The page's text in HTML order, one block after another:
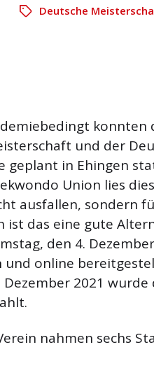
Deutsche
konnten
und der
geplant in Ehingen
Union lies
ausfallen, sondern
ist das eine gute
den 4.
und online
Dezember 2021
nahmen sechs